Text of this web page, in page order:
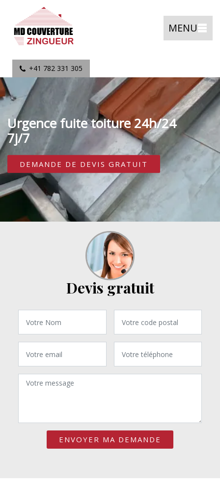
MENU
+41 782 331 305
Urgence fuite toiture 24h/24
7j/7
DEMANDE DE DEVIS GRATUIT
Devis gratuit